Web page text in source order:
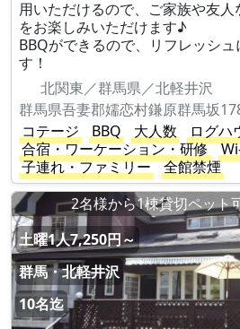
用いただけるので、ご家族や友
をお楽しみいただけます♪
BBQができるので、リフレッシ
す！
北関東／群馬県／北軽井沢
群馬県吾妻郡嬬恋村鎌原群馬坂
コテージ
BBQ 大人数
ログハ
合宿・ワーケーション・研修
子連れ・ファミリー
全館禁煙
2名様から1棟貸切ペット
土曜1人7,250円～
群馬・北軽井沢
10名迄